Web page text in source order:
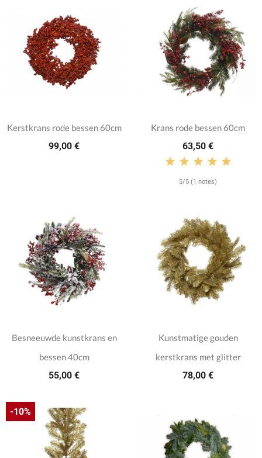
Kerstkrans rode bessen 60cm
99,00 €
Krans rode bessen 60cm
63,50 €
5/5 (1 notes)
Besneeuwde kunstkrans en
bessen 40cm
55,00 €
Kunstmatige gouden
kerstkrans met glitter
78,00 €
-10%